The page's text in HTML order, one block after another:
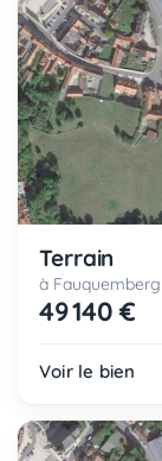
Terrain
à
49 140 €
Voir le bien